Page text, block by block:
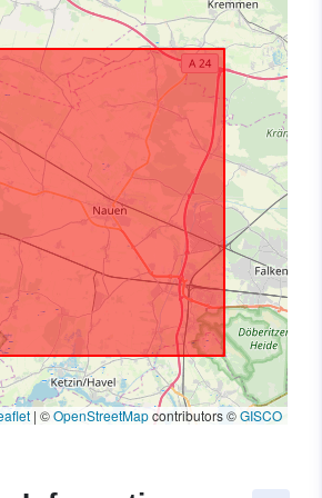
| ©OpenStreetMapcontributors ©GISCO